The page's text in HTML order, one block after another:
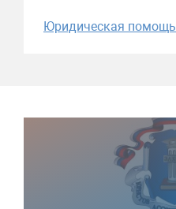
Юридическая помощь